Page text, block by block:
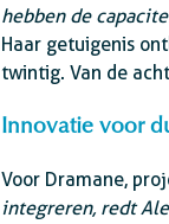
hebben de
Haar getuigenis
twintig. Van de
Innovatie voor
Voor Dramane,
integreren, redt